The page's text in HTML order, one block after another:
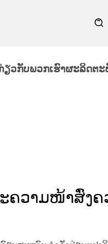
ຽວກັບພວກເຮົາຜະລິດຕະ
ຄວາມໜ້າສົ່ງ